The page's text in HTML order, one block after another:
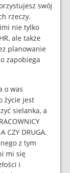
swój
rzeczy.
nie tylko
ale także
planowanie
zapobiega
o was
życie jest
sielanka, a
CZY DRUGA.
z tym
mi się
i